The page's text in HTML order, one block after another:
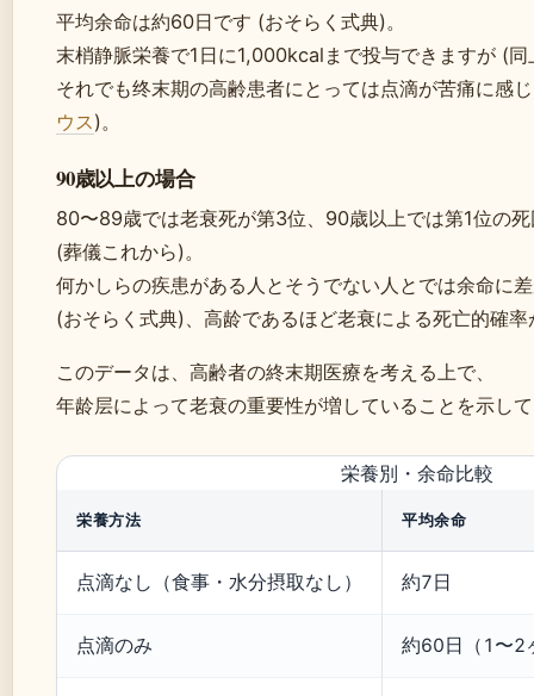
平均余命は約60日です (おそらく式典)。
末梢静脈栄養で1日に1,000kcalまで投与できますが (同
それでも终末期の高齢患者にとっては点滴が苦痛に感
ウス)。
90歳以上の場合
80〜89歳では老衰死が第3位、90歳以上では第1位の
(葬儀これから)。
何かしらの疾患がある人とそうでない人とでは余命に
(おそらく式典)、高龄であるほど老衰による死亡的確
このデータは、高齢者の終末期医療を考える上で、
年龄层によって老衰の重要性が増していることを示し
栄養別・余命比較
栄養方法 平均余命
点滴なし（食事・水分摂取なし） 約7日
点滴のみ 約60日（1〜2